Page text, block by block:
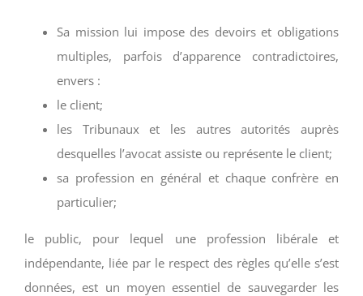
Sa mission lui impose des devoirs et obligations
multiples, parfois d’apparence contradictoires,
envers :
le client;
les Tribunaux et les autres autorités auprès
desquelles l’avocat assiste ou représente le client;
sa profession en général et chaque confrère en
particulier;
le public, pour lequel une profession libérale et
indépendante, liée par le respect des règles qu’elle s’est
données, est un moyen essentiel de sauvegarder les